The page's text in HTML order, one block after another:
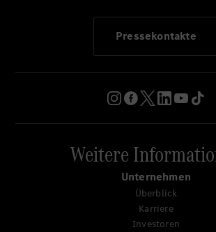
Pressekontakte
Weitere
Unternehmen
Überblick
Karriere
Investoren